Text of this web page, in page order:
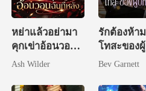
หย่าแล้วอย่ามา
คุกเข่าอ้อนวอน
ฉันทีหลัง
Ash Wilder
รักต้องห้าม
โทสะของผู้
ปกครอง
Bev Garnett